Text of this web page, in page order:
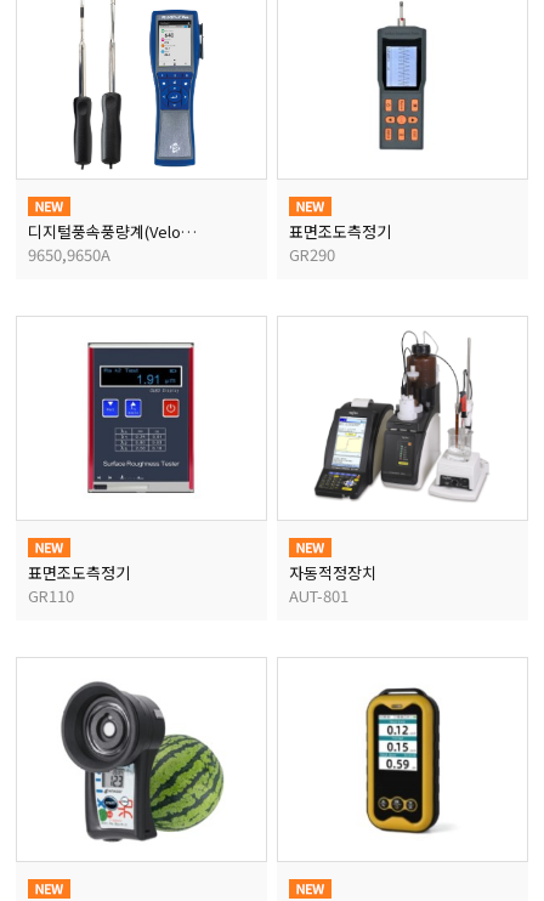
농업/임업/해양측정기
경도계/물리/물성측정기
진공계/차압계/진공펌프
균질기/원심분리기/초
이화학기기/교반기
열화상카메라
디지털풍속풍량계(VelociCalc)
9650,9650A
표면조도측정기
GR290
표면조도측정기
GR110
자동적정장치
AUT-801